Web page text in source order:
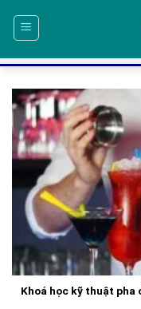
Khoá học kỹ thuật pha